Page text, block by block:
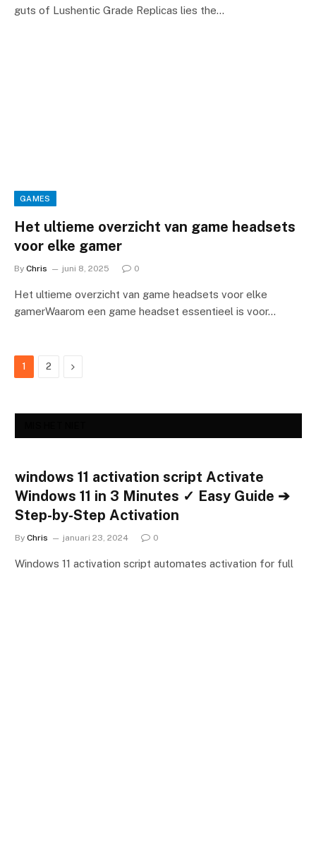
guts of Lushentic Grade Replicas lies the…
GAMES
Het ultieme overzicht van game headsets
voor elke gamer
By Chris juni 8, 2025 0
Het ultieme overzicht van game headsets voor elke
gamerWaarom een game headset essentieel is voor…
1 2 Next
windows 11 activation script Activate
Windows 11 in 3 Minutes ✓ Easy Guide ➔
Step-by-Step Activation
By Chris januari 23, 2024 0
Windows 11 activation script automates activation for full